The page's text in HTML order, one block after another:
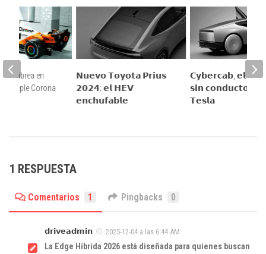
𝗡𝘂𝗲𝘃𝗼 𝗧𝗼𝘆𝗼𝘁𝗮 𝗣𝗿𝗶𝘂𝘀
𝟮𝟬𝟮𝟰; 𝗲𝗹 𝗛𝗘𝗩
𝗲𝗻𝗰𝗵𝘂𝗳𝗮𝗯𝗹𝗲
𝗖𝘆𝗯𝗲𝗿𝗰𝗮𝗯, 𝗲𝗹
𝘀𝗶𝗻 𝗰𝗼𝗻𝗱𝘂𝗰𝘁𝗼𝗿
𝗧𝗲𝘀𝗹𝗮
librea en
Triple Corona
1 RESPUESTA
Comentarios 1 Pingbacks 0
𝗱𝗿𝗶𝘃𝗲𝗮𝗱𝗺𝗶𝗻 2025-12-04 a las 6:44 AM
La Edge Híbrida 2026 está diseñada para quienes buscan